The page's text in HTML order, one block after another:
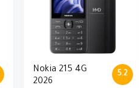
5.2
Nokia 215 4G
2026